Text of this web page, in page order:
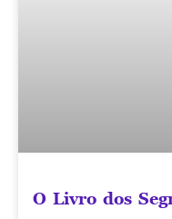
O Livro dos